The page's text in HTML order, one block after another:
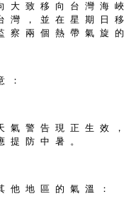
大 致 移 向 台 灣 海
灣 ， 並 在 星 期 日
察 兩 個 熱 帶 氣 旋
：
氣 警 告 現 正 生 效
提 防 中 暑 。
他 地 區 的 氣 溫 ：